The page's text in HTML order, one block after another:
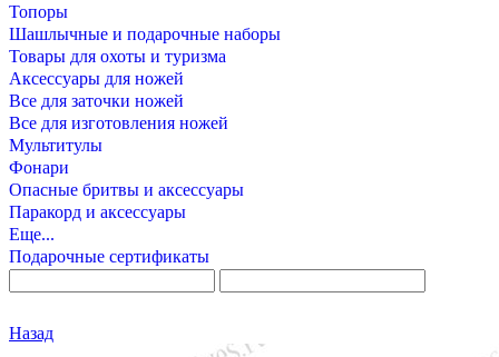
Топоры
Шашлычные и подарочные наборы
Товары для охоты и туризма
Аксессуары для ножей
Все для заточки ножей
Все для изготовления ножей
Мультитулы
Фонари
Опасные бритвы и аксессуары
Паракорд и аксессуары
Еще...
Подарочные сертификаты
Назад